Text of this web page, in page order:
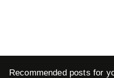
Recommended posts for